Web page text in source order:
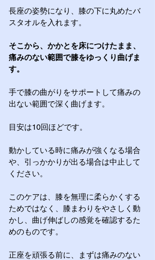
長座の姿勢になり、膝の下に丸めたバ
スタオルを入れます。
そこから、かかとを床につけたまま、
痛みのない範囲で膝をゆっくり曲げま
す。
手で膝の曲がりをサポートして痛みの
出ない範囲で深く曲げます。
目安は10回ほどです。
動かしている時に痛みが強くなる場合
や、引っかかりが出る場合は中止して
ください。
このケアは、膝を無理に柔らかくする
ためではなく、膝まわりをやさしく動
かし、曲げ伸ばしの感覚を確認するた
めのものです。
正座を頑張る前に、まずは痛みのない